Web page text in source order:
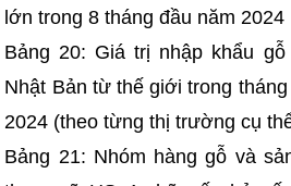
lớn trong 8 tháng đầu năm 2024
Bảng 20: Giá trị nhập khẩu
Nhật Bản từ thế giới trong
2024 (theo từng thị trường cụ
Bảng 21: Nhóm hàng gỗ và